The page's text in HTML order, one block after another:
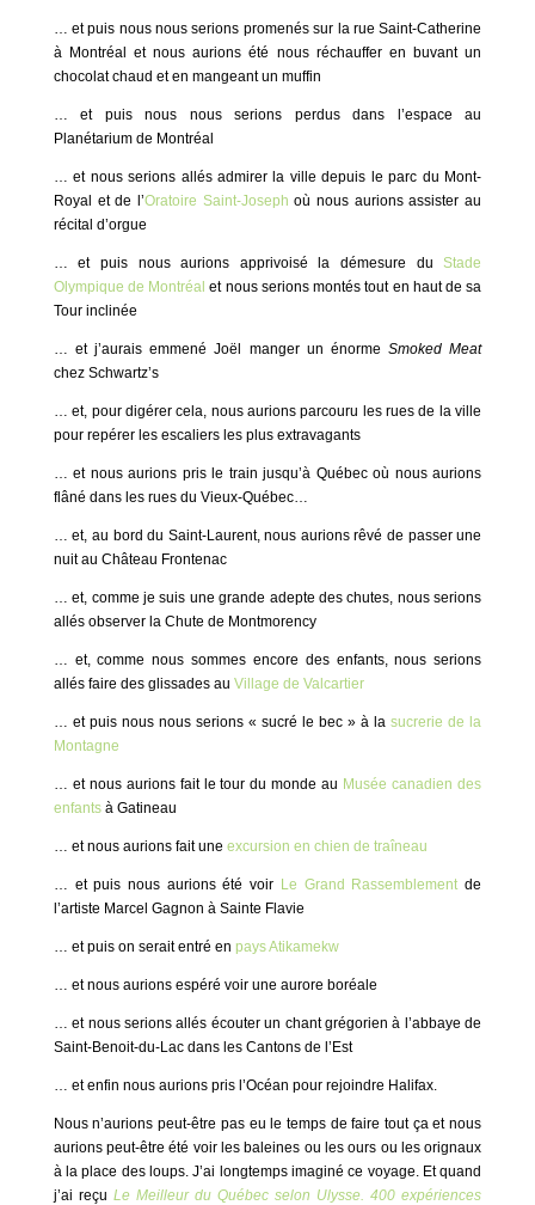
… et puis nous nous serions promenés sur la rue Saint-Catherine
à Montréal et nous aurions été nous réchauffer en buvant un
chocolat chaud et en mangeant un muffin
… et puis nous nous serions perdus dans l’espace au
Planétarium de Montréal
… et nous serions allés admirer la ville depuis le parc du Mont-
Royal et de l’Oratoire Saint-Joseph où nous aurions assister au
récital d’orgue
… et puis nous aurions apprivoisé la démesure duStade
Olympique de Montréal et nous serions montés tout en haut de sa
Tour inclinée
… et j’aurais emmené Joël manger un énormeSmoked Meat
chez Schwartz’s
… et, pour digérer cela, nous aurions parcouru les rues de la ville
pour repérer les escaliers les plus extravagants
… et nous aurions pris le train jusqu’à Québec où nous aurions
flâné dans les rues du Vieux-Québec…
… et, au bord du Saint-Laurent, nous aurions rêvé de passer une
nuit au Château Frontenac
… et, comme je suis une grande adepte des chutes, nous serions
allés observer la Chute de Montmorency
… et, comme nous sommes encore des enfants, nous serions
allés faire des glissades au Village de Valcartier
… et puis nous nous serions « sucré le bec » à lasucrerie de la
Montagne
… et nous aurions fait le tour du monde au Musée canadien des
enfantsà Gatineau
… et nous aurions fait une excursion en chien de traîneau
… et puis nous aurions été voir Le Grand Rassemblement de
l’artiste Marcel Gagnon à Sainte Flavie
… et puis on serait entré en pays Atikamekw
… et nous aurions espéré voir une aurore boréale
… et nous serions allés écouter un chant grégorien à l’abbaye de
Saint-Benoit-du-Lac dans les Cantons de l’Est
… et enfin nous aurions pris l’Océan pour rejoindre Halifax.
Nous n’aurions peut-être pas eu le temps de faire tout ça et nous
aurions peut-être été voir les baleines ou les ours ou les orignaux
à la place des loups. J’ai longtemps imaginé ce voyage. Et quand
j’ai reçu Le Meilleur du Québec selon Ulysse. 400 expériences